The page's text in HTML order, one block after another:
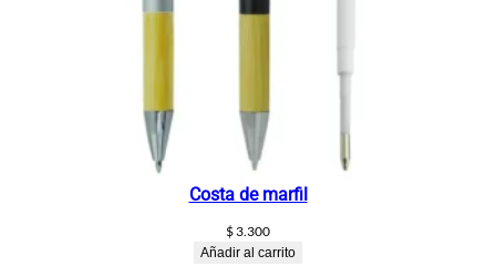
Costa de marfil
$3.300
Añadir al carrito